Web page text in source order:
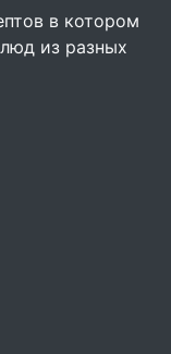
в котором
из разных